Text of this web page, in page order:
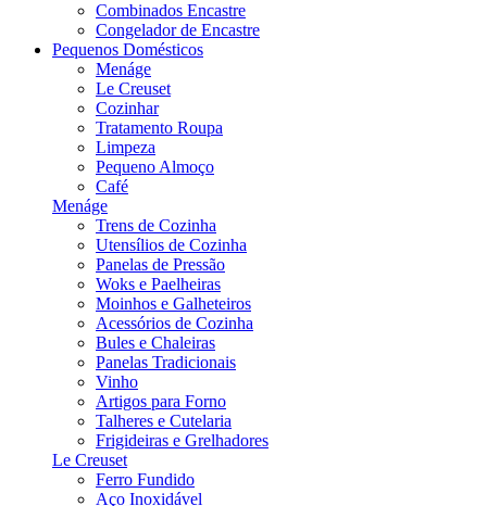
Combinados Encastre
Congelador de Encastre
Pequenos Domésticos
Menáge
Le Creuset
Cozinhar
Tratamento Roupa
Limpeza
Pequeno Almoço
Café
Menáge
Trens de Cozinha
Utensílios de Cozinha
Panelas de Pressão
Woks e Paelheiras
Moinhos e Galheteiros
Acessórios de Cozinha
Bules e Chaleiras
Panelas Tradicionais
Vinho
Artigos para Forno
Talheres e Cutelaria
Frigideiras e Grelhadores
Le Creuset
Ferro Fundido
Aço Inoxidável